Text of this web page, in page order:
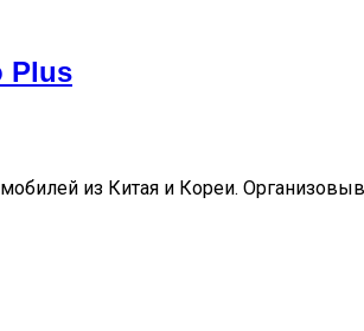
Plus
из Китая и Кореи.